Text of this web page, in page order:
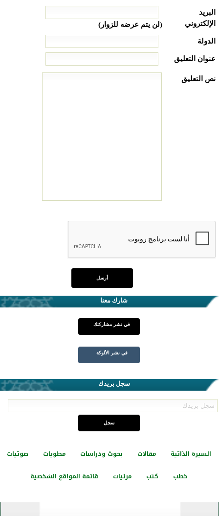
البريد
الإلكتروني
(لن يتم عرضه للزوار)
الدولة
عنوان التعليق
نص التعليق
شارك معنا
في نشر مشاركتك
في نشر الألوكة
سجل بريدك
السيرة الذاتية مقالات بحوث ودراسات مطويات صوتيات
خطب كتب مرئيات قائمة المواقع الشخصية